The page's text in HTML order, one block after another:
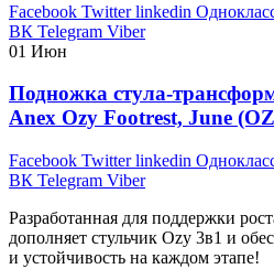
Facebook Twitter linkedin
ВК Telegram Viber
01 Июн
Подножка стула-
Anex Ozy Footrest, June
Facebook Twitter linkedin
ВК Telegram Viber
Разработанная для поддержки
дополняет стульчик Ozy 3в1 и
и устойчивость на каждом этапе!